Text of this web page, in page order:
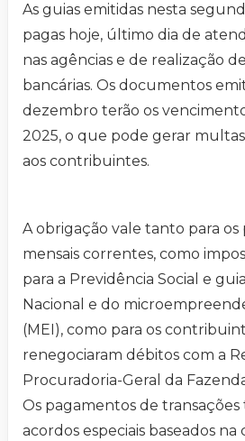
As guias emitidas nesta
pagas hoje, último dia de
nas agências e de realização
bancárias. Os documentos
dezembro terão os
2025, o que pode gerar
aos contribuintes.
A obrigação vale tanto para
mensais correntes, como
para a Previdência Social e
Nacional e do
(MEI), como para os
renegociaram débitos com a
Procuradoria-Geral da
Os pagamentos de transações
acordos especiais baseados na